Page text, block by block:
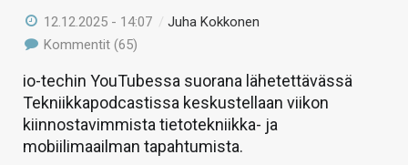
12.12.2025 - 14:07 /Juha Kokkonen
Kommentit (65)
io-techin YouTubessa suorana lähetettävässä
Tekniikkapodcastissa keskustellaan viikon
kiinnostavimmista tietotekniikka- ja
mobiilimaailman tapahtumista.